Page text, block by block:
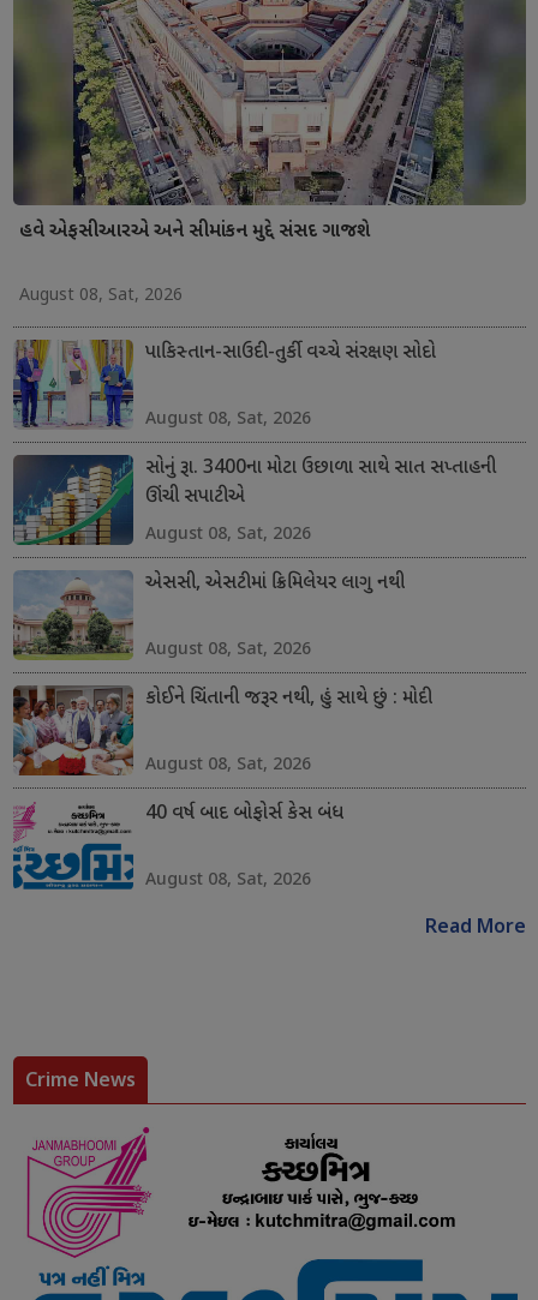
હવે એફસીઆરએ અને સીમાંકન મુદ્દે સંસદ ગાજશે
August 08, Sat, 2026
પાકિસ્તાન-સાઉદી-તુર્કી વચ્ચે સંરક્ષણ સોદો
August 08, Sat, 2026
સોનું રૂા. 3400ના મોટા ઉછાળા સાથે સાત સપ્તાહની
ઊંચી સપાટીએ
August 08, Sat, 2026
એસસી, એસટીમાં ક્રિમિલેયર લાગુ નથી
August 08, Sat, 2026
કોઈને ચિંતાની જરૂર નથી, હું સાથે છું : મોદી
August 08, Sat, 2026
40 વર્ષ બાદ બોફોર્સ કેસ બંધ
August 08, Sat, 2026
Read More
Crime News